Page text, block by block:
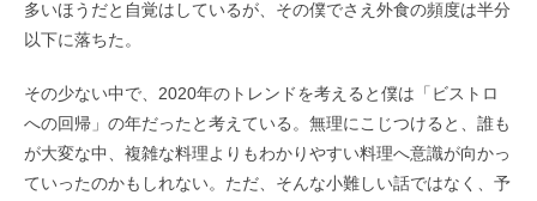
多いほうだと自覚はしているが、その僕でさえ外食の頻度は半分
以下に落ちた。
その少ない中で、2020年のトレンドを考えると僕は「ビストロ
への回帰」の年だったと考えている。無理にこじつけると、誰も
が大変な中、複雑な料理よりもわかりやすい料理へ意識が向かっ
ていったのかもしれない。ただ、そんな小難しい話ではなく、予